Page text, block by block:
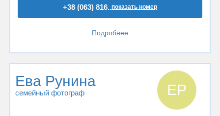
+38 (063) 816..показать номер
Подробнее
Ева Рунина
семейный фотограф ЕР